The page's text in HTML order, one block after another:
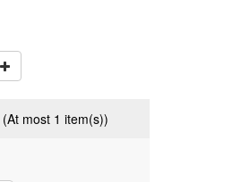
(At most 1 item(s))